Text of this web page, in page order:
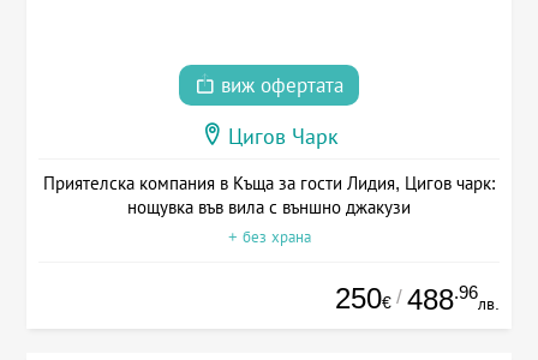
виж офертата
Цигов Чарк
Приятелска компания в Къща за гости Лидия, Цигов чарк:
нощувка във вила с външно джакузи
+ без храна
250€ / 488.96
лв.